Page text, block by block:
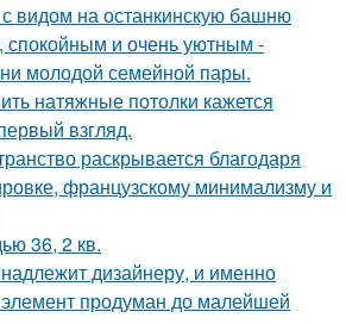
видом на останкинскую башню
спокойным и очень уютным -
молодой семейной пары.
натяжные потолки кажется
взгляд.
раскрывается благодаря
французскому минимализму и
36, 2 кв.
дизайнеру, и именно
продуман до малейшей